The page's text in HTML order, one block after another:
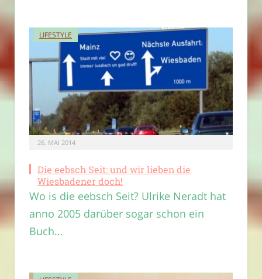
LIFESTYLE
26. MAI 2014
Die eebsch Seit: und wir lieben die
Wiesbadener doch!
Wo is die eebsch Seit? Ulrike Neradt hat
anno 2005 darüber sogar schon ein
Buch…